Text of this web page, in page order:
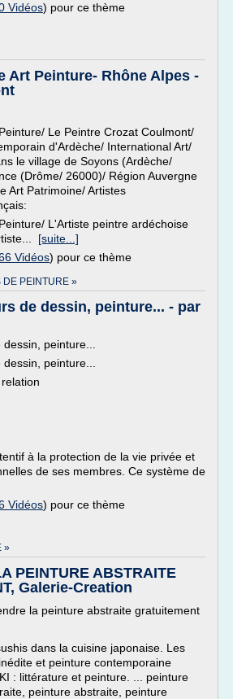
Vidéos) pour ce thème
Art Peinture- Rhône Alpes -
Le Peintre Crozat Coulmont/
d'Ardèche/ International Art/
le village de Soyons (Ardèche/
(Drôme/ 26000)/ Région Auvergne
Art Patrimoine/ Artistes
L'Artiste peintre ardéchoise
[suite...]
Vidéos) pour ce thème
DE PEINTURE »
de dessin, peinture... - par
peinture...
peinture...
à la protection de la vie privée et
de ses membres. Ce système de
Vidéos) pour ce thème
»
PEINTURE ABSTRAITE
Galerie-Creation
la peinture abstraite gratuitement
dans la cuisine japonaise. Les
et peinture contemporaine
: littérature et peinture. ... peinture
peinture abstraite, peinture